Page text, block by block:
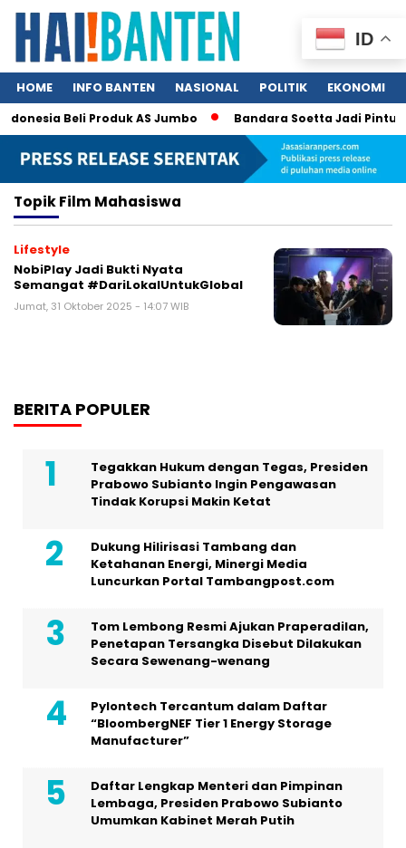
HOME INFO BANTEN NASIONAL POLITIK EKONOMI
Beli Produk AS Jumbo Bandara Soetta Jadi Pintu
TopikFilm Mahasiswa
Lifestyle
NobiPlay Jadi Bukti Nyata
Semangat #DariLokalUntukGlobal
Jumat, 31 Oktober 2025 - 14:07 WIB
BERITA POPULER
Tegakkan Hukum dengan Tegas, Presiden
Prabowo Subianto Ingin Pengawasan
Tindak Korupsi Makin Ketat
Dukung Hilirisasi Tambang dan
Ketahanan Energi, Minergi Media
Luncurkan Portal Tambangpost.com
Tom Lembong Resmi Ajukan Praperadilan,
Penetapan Tersangka Disebut Dilakukan
Secara Sewenang-wenang
Pylontech Tercantum dalam Daftar
“BloombergNEF Tier 1 Energy Storage
Manufacturer”
Daftar Lengkap Menteri dan Pimpinan
Lembaga, Presiden Prabowo Subianto
Umumkan Kabinet Merah Putih
ID